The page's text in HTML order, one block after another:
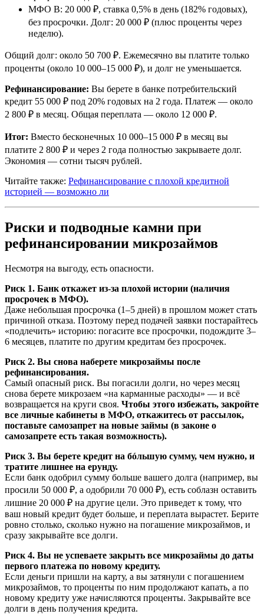
МФО В: 20 000 ₽, ставка 0,5% в день (182% годовых),
без просрочки. Долг: 20 000 ₽ (плюс проценты через
неделю).
Общий долг: около 50 700 ₽. Ежемесячно вы платите только
проценты (около 10 000–15 000 ₽), и долг не уменьшается.
Рефинансирование: Вы берете в банке потребительский
кредит 55 000 ₽ под 20% годовых на 2 года. Платеж — около
2 800 ₽ в месяц. Общая переплата — около 12 000 ₽.
Итог: Вместо бесконечных 10 000–15 000 ₽ в месяц вы
платите 2 800 ₽ и через 2 года полностью закрываете долг.
Экономия — сотни тысяч рублей.
Читайте также: Рефинансирование с плохой кредитной
историей — возможно ли
Риски и подводные камни при
рефинансировании микрозаймов
Несмотря на выгоду, есть опасности.
Риск 1. Банк откажет из-за плохой истории (наличия
просрочек в МФО).
Даже небольшая просрочка (1–5 дней) в прошлом может стать
причиной отказа. Поэтому перед подачей заявки постарайтесь
«подлечить» историю: погасите все просрочки, подождите 3–
6 месяцев, платите по другим кредитам без просрочек.
Риск 2. Вы снова наберете микрозаймы после
рефинансирования.
Самый опасный риск. Вы погасили долги, но через месяц
снова берете микрозаем «на карманные расходы» — и всё
возвращается на круги своя. Чтобы этого избежать, закройте
все личные кабинеты в МФО, откажитесь от рассылок,
поставьте самозапрет на новые займы (в законе о
самозапрете есть такая возможность).
Риск 3. Вы берете кредит на бóльшую сумму, чем нужно, и
тратите лишнее на ерунду.
Если банк одобрил сумму больше вашего долга (например, вы
просили 50 000 ₽, а одобрили 70 000 ₽), есть соблазн оставить
лишние 20 000 ₽ на другие цели. Это приведет к тому, что
ваш новый кредит будет больше, и переплата вырастет. Берите
ровно столько, сколько нужно на погашение микрозаймов, и
сразу закрывайте все долги.
Риск 4. Вы не успеваете закрыть все микрозаймы до даты
первого платежа по новому кредиту.
Если деньги пришли на карту, а вы затянули с погашением
микрозаймов, то проценты по ним продолжают капать, а по
новому кредиту уже начисляются проценты. Закрывайте все
долги в день получения кредита.